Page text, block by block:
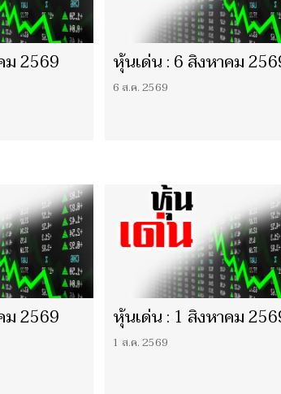
ม 2569 หุ้นเด่น : 6 สิงหาคม
6 ส.ค. 2569
ม 2569 หุ้นเด่น : 1 สิงหาคม
1 ส.ค. 2569